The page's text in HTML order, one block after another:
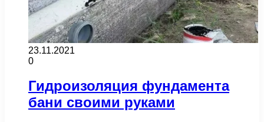
23.11.2021
0
Гидроизоляция фундамента
бани своими руками